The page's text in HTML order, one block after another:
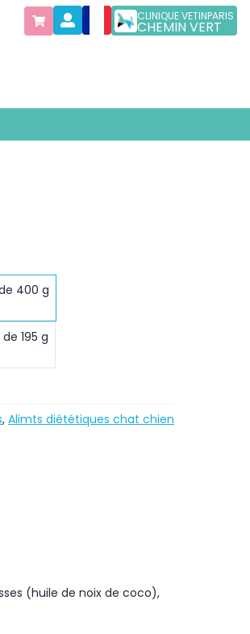
CLINIQUE VETINPARIS
CHEMIN VERT
400 g
195 g
, Alimts diététiques chat chien
(huile de noix de coco),